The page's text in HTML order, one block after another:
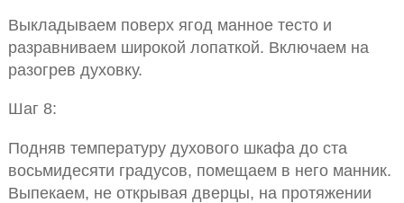
Выкладываем поверх ягод манное тесто и
разравниваем широкой лопаткой. Включаем на
разогрев духовку.
Шаг 8:
Подняв температуру духового шкафа до ста
восьмидесяти градусов, помещаем в него манник.
Выпекаем, не открывая дверцы, на протяжении